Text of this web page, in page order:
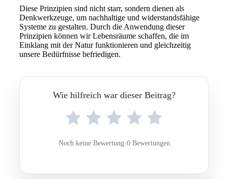
Diese Prinzipien sind nicht starr, sondern dienen als
Denkwerkzeuge, um nachhaltige und widerstandsfähige
Systeme zu gestalten. Durch die Anwendung dieser
Prinzipien können wir Lebensräume schaffen, die im
Einklang mit der Natur funktionieren und gleichzeitig
unsere Bedürfnisse befriedigen.
Wie hilfreich war dieser Beitrag?
Noch keine Bewertung·0 Bewertungen